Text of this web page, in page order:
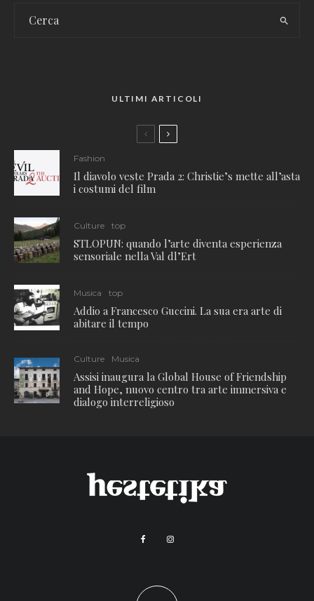
ULTIMI ARTICOLI
Fashion
Il diavolo veste Prada 2: Christie’s mette all’asta
i costumi del film
Culture top
STLOPUN: quando l’arte diventa esperienza
sensoriale nella Val dl’Ert
Musica top
Addio a Francesco Guccini. La sua era arte di
abitare il tempo
Culture Musica
Assisi inaugura la Global House of Friendship
and Hope, nuovo centro tra arte immersiva e
dialogo interreligioso